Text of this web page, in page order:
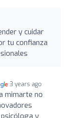
y cuidar
tu confianza
3 years ago
mimarte no
y